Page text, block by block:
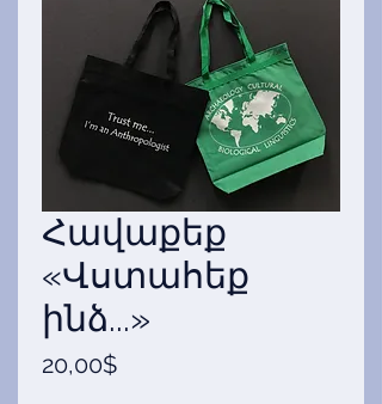
Հավաքեք
«Վստահեք
ինձ...»
20,00$Price